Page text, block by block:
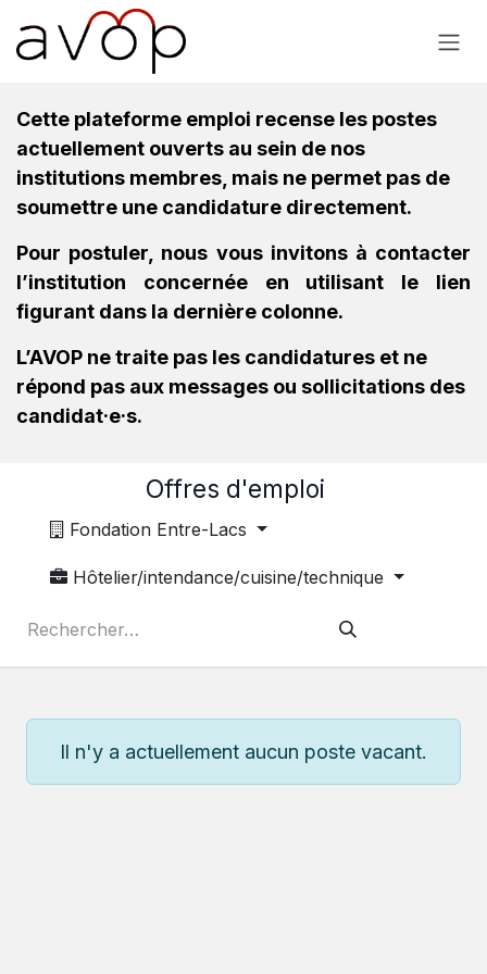
Se rendre au contenu
Cette plateforme emploi recense les postes
actuellement ouverts au sein de nos
institutions membres, mais ne permet pas de
soumettre une candidature directement.
Pour postuler, nous vous invitons à contacter
l’institution concernée en utilisant le lien
figurant dans la dernière colonne.
L’AVOP ne traite pas les candidatures et ne
répond pas aux messages ou sollicitations des
candidat·e·s.
Offres d'emploi
Fondation Entre-Lacs
Hôtelier/intendance/cuisine/technique
Il n'y a actuellement aucun poste vacant.